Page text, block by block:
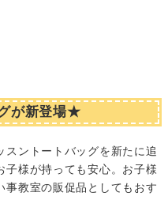
が新登場★
スントートバッグを新たに追
子様が持っても安心。お子様
事教室の販促品としてもおす